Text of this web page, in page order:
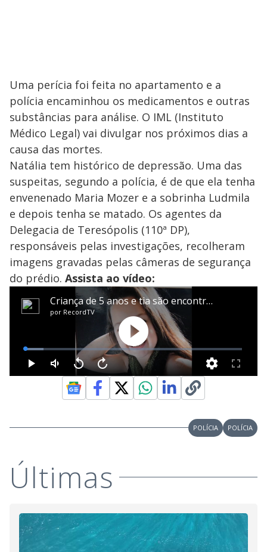
Uma perícia foi feita no apartamento e a
polícia encaminhou os medicamentos e outras
substâncias para análise. O IML (Instituto
Médico Legal) vai divulgar nos próximos dias a
causa das mortes.
Natália tem histórico de depressão. Uma das
suspeitas, segundo a polícia, é de que ela tenha
envenenado Maria Mozer e a sobrinha Ludmila
e depois tenha se matado. Os agentes da
Delegacia de Teresópolis (110ª DP),
responsáveis pelas investigações, recolheram
imagens gravadas pelas câmeras de segurança
do prédio. Assista ao vídeo:
POLÍCIA POLÍCIA
Últimas